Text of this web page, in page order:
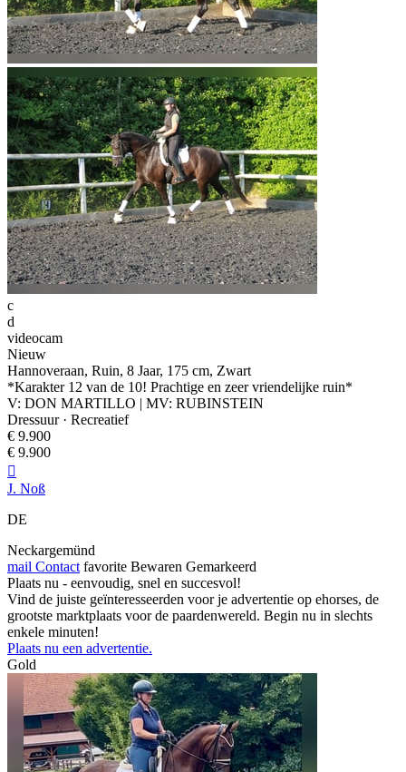
c
d
videocam
Nieuw
Hannoveraan, Ruin, 8 Jaar, 175 cm, Zwart
*Karakter 12 van de 10! Prachtige en zeer vriendelijke ruin*
V: DON MARTILLO | MV: RUBINSTEIN
Dressuur · Recreatief
€ 9.900
€ 9.900

J. Noß
DE
Neckargemünd
mail Contact favorite Bewaren Gemarkeerd
Plaats nu - eenvoudig, snel en succesvol!
Vind de juiste geïnteresseerden voor je advertentie op ehorses, de
grootste marktplaats voor de paardenwereld. Begin nu in slechts
enkele minuten!
Plaats nu een advertentie.
Gold